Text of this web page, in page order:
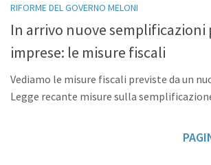
RIFORME DEL GOVERNO MELONI
In arrivo nuove semplificazioni
imprese: le misure fiscali
Vediamo le misure fiscali previste da un
Legge recante misure sulla